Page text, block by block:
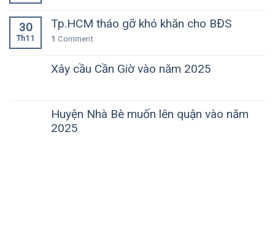
30
Th11
Tp.HCM tháo gỡ khó khăn cho BĐS
1 Comment
Xây cầu Cần Giờ vào năm 2025
Huyện Nhà Bè muốn lên quận vào năm
2025